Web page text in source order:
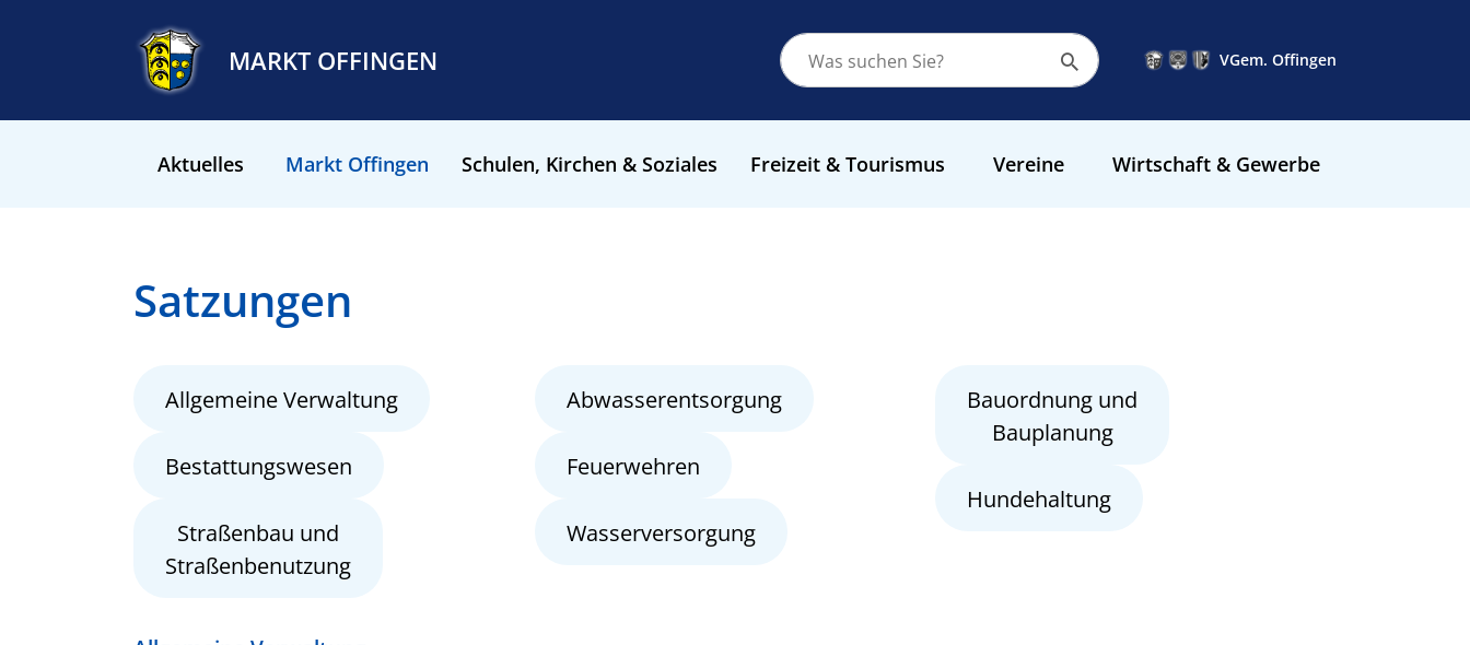
MARKT OFFINGEN VGem. Offingen
Aktuelles Markt Offingen Schulen, Kirchen & Soziales Freizeit & Tourismus Vereine Wirtschaft & Gewerbe
Satzungen
Allgemeine Verwaltung
Bestattungswesen
Straßenbau und
Straßenbenutzung
Abwasserentsorgung
Feuerwehren
Wasserversorgung
Bauordnung und
Bauplanung
Hundehaltung